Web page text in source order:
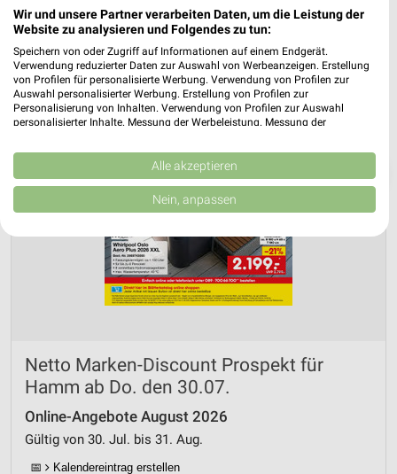
Netto Marken-Discount Prospekt für
Hamm ab Do. den 30.07.
Online-Angebote August 2026
Gültig von 30. Jul. bis 31. Aug.
📅 Kalendereintrag erstellen
Wir und unsere Partner verarbeiten Daten, um die Leistung der
Website zu analysieren und Folgendes zu tun:
Speichern von oder Zugriff auf Informationen auf einem Endgerät.
Verwendung reduzierter Daten zur Auswahl von Werbeanzeigen. Erstellung
von Profilen für personalisierte Werbung. Verwendung von Profilen zur
Auswahl personalisierter Werbung. Erstellung von Profilen zur
Personalisierung von Inhalten. Verwendung von Profilen zur Auswahl
personalisierter Inhalte. Messung der Werbeleistung. Messung der
Kombinationen von Daten aus verschiedenen Quellen. Entwicklung und
Verbesserung der Angebote. Verwendung reduzierter Daten zur Auswahl
von Inhalten.
Daten können außerhalb der Europäischen Union weitergegeben und in die
Website/App.
Partnerliste anzeigen (1 IAB-Anbieter)
Wir nutzen Ihre Daten für folgende Zwecke:
IAB-Verarbeitungszwecke:
Verwendung reduzierter Daten zur Auswahl von
Erstellung von Profilen für personalisierte
Alle akzeptieren
Nein, anpassen